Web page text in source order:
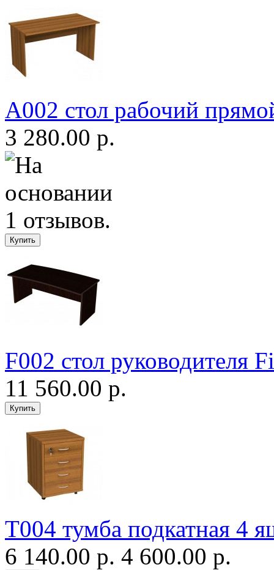
А002 стол рабочий
3 280.00 р.
F002 стол руководителя
11 560.00 р.
Т004 тумба подкатная 4
6 140.00 р. 4 600.00 р.